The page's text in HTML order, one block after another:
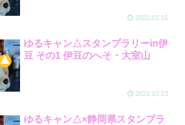
2022.03.15
ゆるキャン△スタンプラリーin伊
豆 その1 伊豆のへそ・大室山
2022.03.13
ゆるキャン△×静岡県スタンプラ